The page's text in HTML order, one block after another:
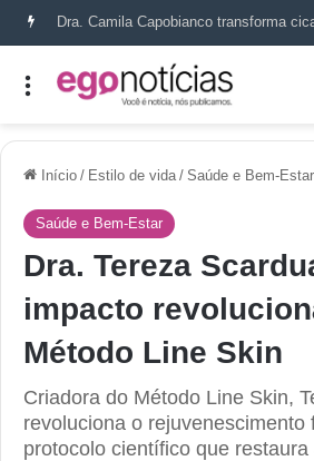
Início / Estilo de vida / Saúde e Bem-Estar
Saúde e Bem-Estar
Dra. Tereza
impacto
Método Line Skin
Criadora do Método Line Skin,
revoluciona o rejuvenescimento
protocolo científico que